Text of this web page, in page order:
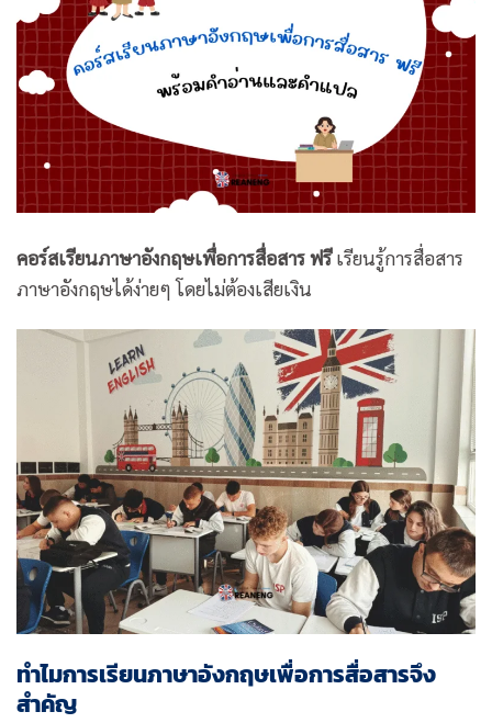
คอร์สเรียนภาษาอังกฤษเพื่อการสื่อสาร ฟรีเรียนรู้การสื่อสาร
ภาษาอังกฤษได้ง่ายๆ โดยไม่ต้องเสียเงิน
ทำไมการเรียนภาษาอังกฤษเพื่อการสื่อสารจึง
สำคัญ